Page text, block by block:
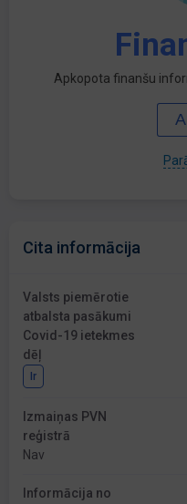
Apkopota finanšu
Cita informācija
Valsts piemērotie
atbalsta pasākumi
Covid-19 ietekmes
dēļ
Ir
Izmaiņas PVN
reģistrā
Nav
Informācija no